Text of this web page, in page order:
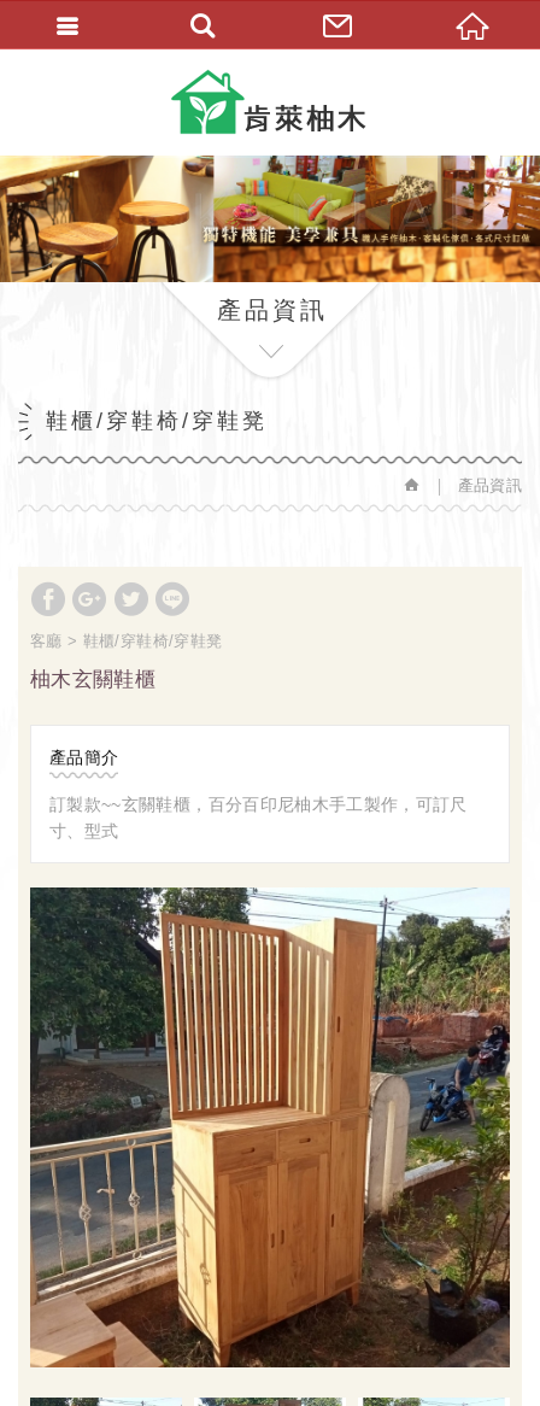
產品資訊
鞋櫃/穿鞋椅/穿鞋凳
產品資訊
客廳 鞋櫃/穿鞋椅/穿鞋凳
柚木玄關鞋櫃
產品簡介
訂製款~~玄關鞋櫃，百分百印尼柚木手工製作，可訂尺
寸、型式